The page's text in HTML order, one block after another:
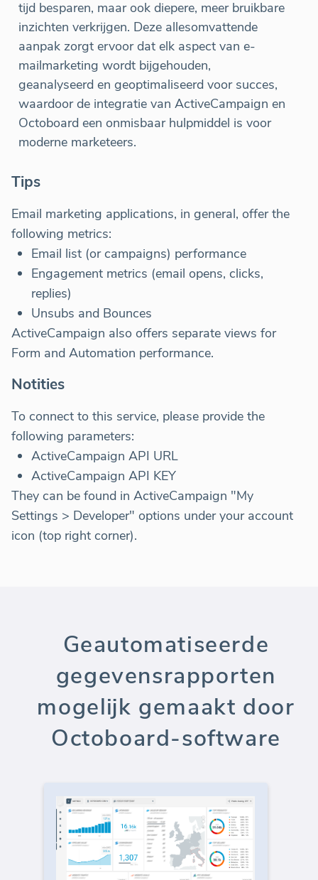
tijd besparen, maar ook diepere, meer bruikbare
inzichten verkrijgen. Deze allesomvattende
aanpak zorgt ervoor dat elk aspect van e-
mailmarketing wordt bijgehouden,
geanalyseerd en geoptimaliseerd voor succes,
waardoor de integratie van ActiveCampaign en
Octoboard een onmisbaar hulpmiddel is voor
moderne marketeers.
Tips
Email marketing applications, in general, offer the
following metrics:
Email list (or campaigns) performance
Engagement metrics (email opens, clicks,
replies)
Unsubs and Bounces
ActiveCampaign also offers separate views for
Form and Automation performance.
Notities
To connect to this service, please provide the
following parameters:
ActiveCampaign API URL
ActiveCampaign API KEY
They can be found in ActiveCampaign "My
Settings > Developer" options under your account
icon (top right corner).
Geautomatiseerde
gegevensrapporten
mogelijk gemaakt door
Octoboard-software